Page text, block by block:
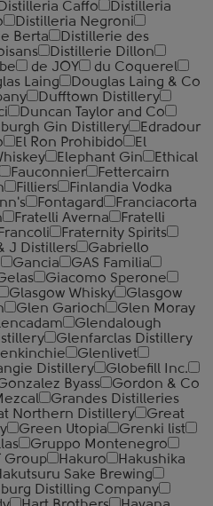
Distilleria Caffo
Distilleria
Distilleria Negroni
Berta
Distillerie des
Distillerie Dillon
de JOY
du Coquerel
Laing
Douglas Laing & Co
Dufftown Distillery
Duncan Taylor and Co
Gin Distillery
Edradour
El Ron Prohibido
El
Elephant Gin
Ethical
Fauconnier
Fettercairn
Filliers
Finlandia Vodka
Fontagard
Franciacorta
Fratelli Averna
Fratelli
Fraternity Spirits
J Distillers
Gabriello
Gancia
GAS Familia
Giacomo Sperone
Glasgow Whisky
Glasgow
Glen Garioch
Glen Moray
Glendalough
Glenfarclas Distillery
Glenlivet
Distillery
Globefill Inc.
Byass
Gordon & Co
Grandes Distilleries
Northern Distillery
Great
Green Utopia
Grenki list
Gruppo Montenegro
Group Hakuro
Hakushika
Sake Brewing
Distilling Company